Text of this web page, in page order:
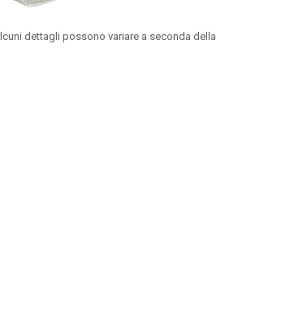
dettagli possono variare a seconda della